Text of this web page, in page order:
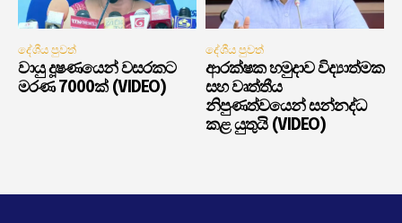
දේශීය පුවත්
වායු දූෂණයෙන් වසරකට
මරණ 7000ක් (VIDEO)
දේශීය පුවත්
ආරක්ෂක හමුදාව විද්‍යාත්මක
සහ වෘත්තීය
නිපුණත්වයෙන් සන්නද්ධ
කළ යුතුයි (VIDEO)